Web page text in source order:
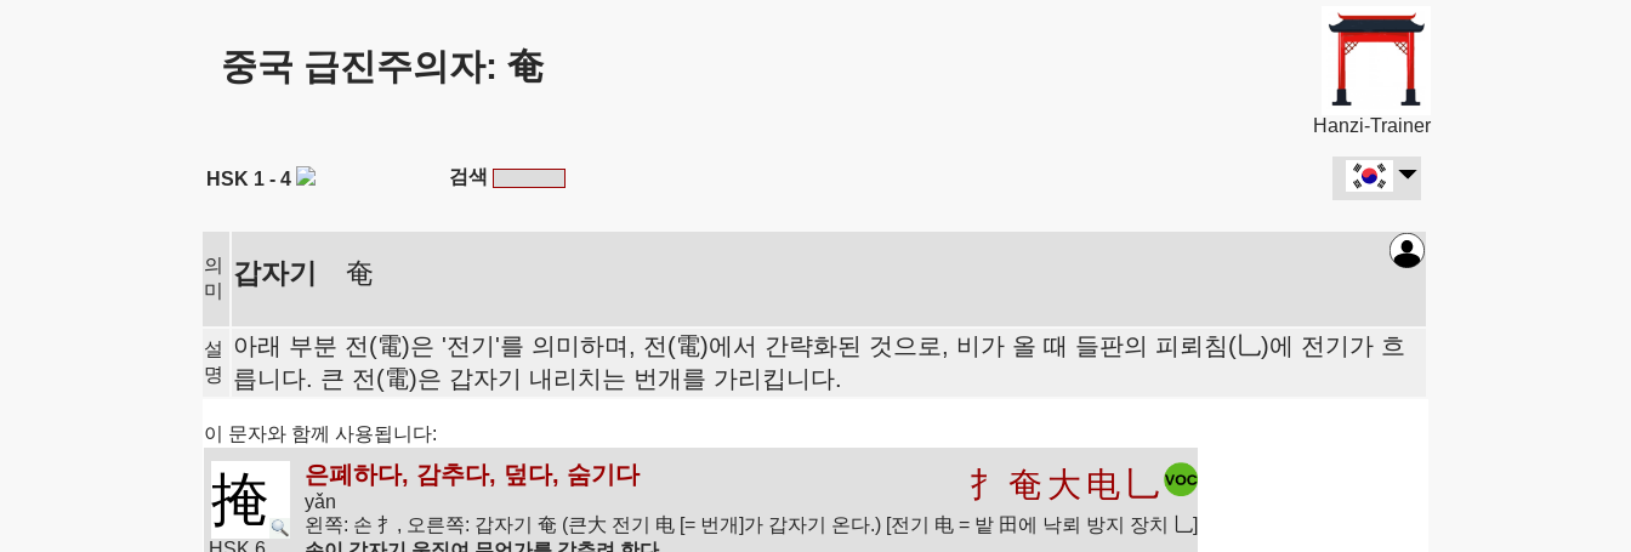
중국 급진주의자: 奄
Hanzi-Trainer
HSK 1 - 4 검색
의
미
갑자기 奄
설
명
아래 부분 전(電)은 '전기'를 의미하며, 전(電)에서 간략화된 것으로, 비가 올 때 들판의 피뢰침(乚)에 전기가 흐
릅니다. 큰 전(電)은 갑자기 내리치는 번개를 가리킵니다.
이 문자와 함께 사용됩니다:
掩 은폐하다, 감추다, 덮다, 숨기다
yǎn 扌 奄 大 电 乚
왼쪽: 손 扌, 오른쪽: 갑자기 奄 (큰大 전기 电 [= 번개]가 갑자기 온다.) [전기 电 = 밭 田에 낙뢰 방지 장치 乚]